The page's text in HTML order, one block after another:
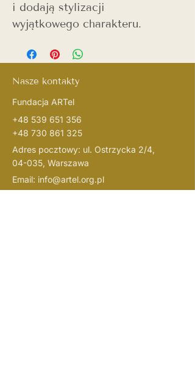
i dodają stylizacji
wyjątkowego charakteru.
Nasze kontakty
Fundacja ARTel
+48 539 651 356
+48 730 861 325
Adres pocztowy: ul. Ostrzycka 2/4,
04-035, Warszawa
Email: info@artel.org.pl